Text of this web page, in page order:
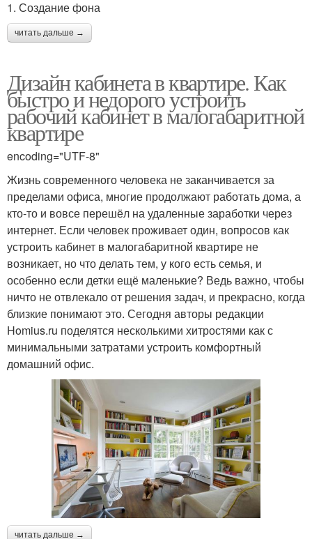
1. Создание фона
читать дальше →
Дизайн кабинета в квартире. Как
быстро и недорого устроить
рабочий кабинет в малогабаритной
квартире
encoding="UTF-8"
Жизнь современного человека не заканчивается за
пределами офиса, многие продолжают работать дома, а
кто-то и вовсе перешёл на удаленные заработки через
интернет. Если человек проживает один, вопросов как
устроить кабинет в малогабаритной квартире не
возникает, но что делать тем, у кого есть семья, и
особенно если детки ещё маленькие? Ведь важно, чтобы
ничто не отвлекало от решения задач, и прекрасно, когда
близкие понимают это. Сегодня авторы редакции
Homius.ru поделятся несколькими хитростями как с
минимальными затратами устроить комфортный
домашний офис.
читать дальше →